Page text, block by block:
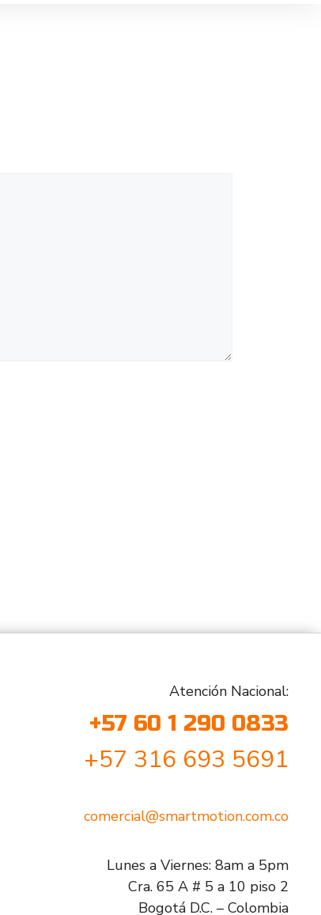
Atención Nacional:
+57 60 1 290 0833
+57 316 693 5691
comercial@smartmotion.com.co
Lunes a Viernes: 8am a 5pm
Cra. 65 A # 5 a 10 piso 2
Bogotá D.C. – Colombia